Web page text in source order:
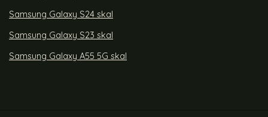
Samsung Galaxy S24 skal
Samsung Galaxy S23 skal
Samsung Galaxy A55 5G skal